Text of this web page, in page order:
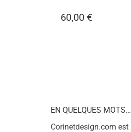
60,00 €
EN QUELQUES MOTS…
Corinetdesign.com est